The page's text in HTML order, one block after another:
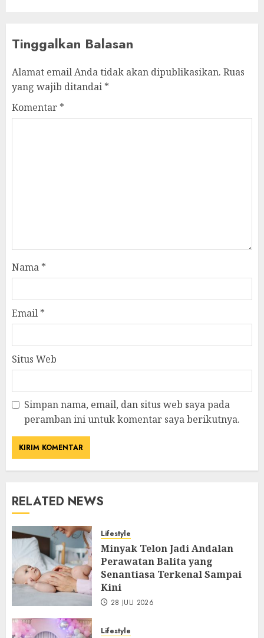
Tinggalkan Balasan
Alamat email Anda tidak akan dipublikasikan. Ruas
yang wajib ditandai *
Komentar *
Nama *
Email *
Situs Web
Simpan nama, email, dan situs web saya pada
peramban ini untuk komentar saya berikutnya.
RELATED NEWS
Lifestyle
Minyak Telon Jadi Andalan
Perawatan Balita yang
Senantiasa Terkenal Sampai
Kini
28 JULI 2026
Lifestyle